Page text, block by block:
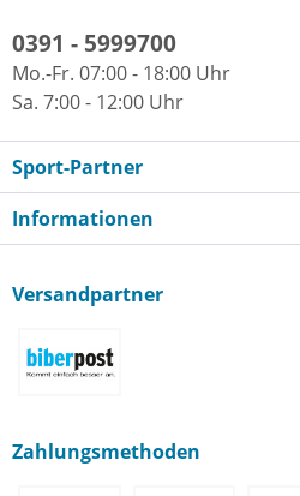
0391 - 5999700
Mo.-Fr. 07:00 - 18:00 Uhr
Sa. 7:00 - 12:00 Uhr
Sport-Partner
Informationen
Versandpartner
Zahlungsmethoden